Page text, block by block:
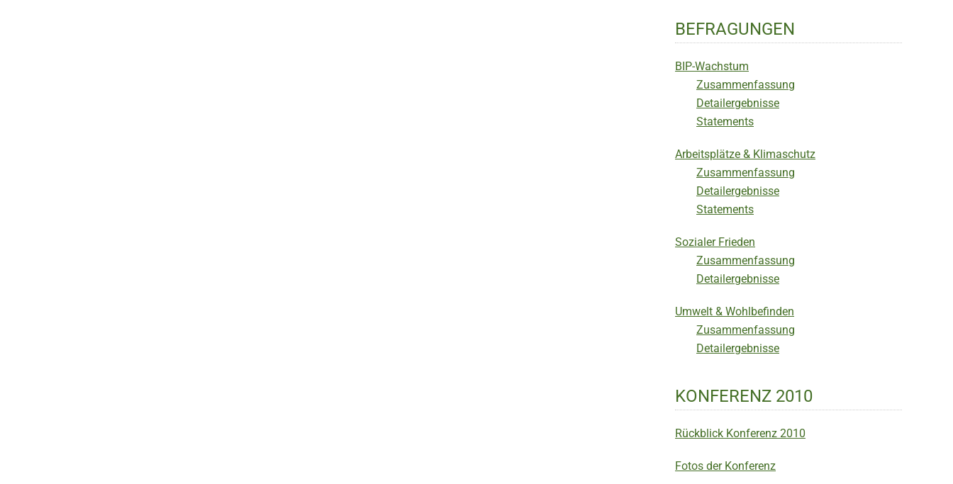
BEFRAGUNGEN
BIP-Wachstum
Zusammenfassung
Detailergebnisse
Statements
Arbeitsplätze & Klimaschutz
Zusammenfassung
Detailergebnisse
Statements
Sozialer Frieden
Zusammenfassung
Detailergebnisse
Umwelt & Wohlbefinden
Zusammenfassung
Detailergebnisse
KONFERENZ 2010
Rückblick Konferenz 2010
Fotos der Konferenz